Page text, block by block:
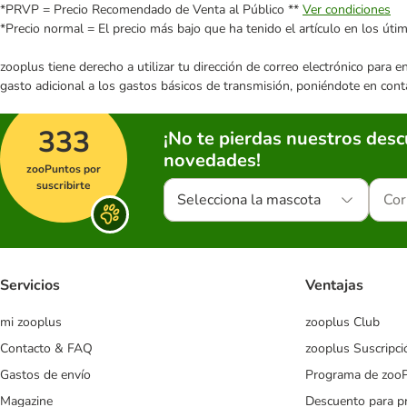
*PRVP = Precio Recomendado de Venta al Público ** Ver condiciones
*Precio normal = El precio más bajo que ha tenido el artículo en los
zooplus tiene derecho a utilizar tu dirección de correo electrónico para
gasto adicional a los gastos básicos de transmisión, poniéndote en
333
zooPuntos por
suscribirte
¡No te pierdas nuestros
novedades!
Selecciona la mascota
Servicios
mi zooplus
Contacto & FAQ
Gastos de envío
Magazine
Ventajas
zooplus Club
zooplus
Programa de
Descuento para